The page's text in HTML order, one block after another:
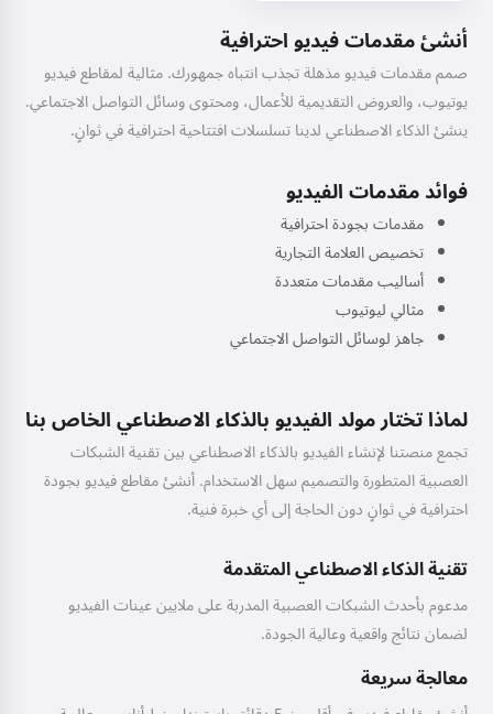
أنشئ مقدمات فيديو احترافية
صمم مقدمات فيديو مذهلة تجذب انتباه جمهورك. مثالية لمقاطع فيديو
يوتيوب، والعروض التقديمية للأعمال، ومحتوى وسائل التواصل الاجتماعي.
ينشئ الذكاء الاصطناعي لدينا تسلسلات افتتاحية احترافية في ثوانٍ.
فوائد مقدمات الفيديو
مقدمات بجودة احترافية
تخصيص العلامة التجارية
أساليب مقدمات متعددة
مثالي ليوتيوب
جاهز لوسائل التواصل الاجتماعي
لماذا تختار مولد الفيديو بالذكاء الاصطناعي الخاص بنا
تجمع منصتنا لإنشاء الفيديو بالذكاء الاصطناعي بين تقنية الشبكات
العصبية المتطورة والتصميم سهل الاستخدام. أنشئ مقاطع فيديو بجودة
احترافية في ثوانٍ دون الحاجة إلى أي خبرة فنية.
تقنية الذكاء الاصطناعي المتقدمة
مدعوم بأحدث الشبكات العصبية المدربة على ملايين عينات الفيديو
لضمان نتائج واقعية وعالية الجودة.
معالجة سريعة